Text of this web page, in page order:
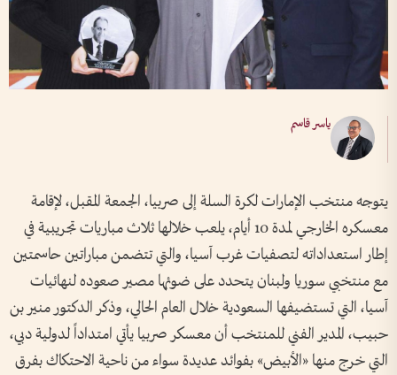
ياسر قاسم
يتوجه منتخب الإمارات لكرة السلة إلى صربيا، الجمعة المقبل، لإقامة
معسكره الخارجي لمدة 10 أيام، يلعب خلالها ثلاث مباريات تجريبية في
إطار استعداداته لتصفيات غرب آسيا، والتي تتضمن مباراتين حاسمتين
مع منتخبي سوريا ولبنان يتحدد على ضوئها مصير صعوده لنهائيات
آسيا، التي تستضيفها السعودية خلال العام الحالي، وذكر الدكتور منير بن
حبيب، المدير الفني للمنتخب أن معسكر صربيا يأتي امتداداً لدولية دبي،
التي خرج منها «الأبيض» بفوائد عديدة سواء من ناحية الاحتكاك بفرق